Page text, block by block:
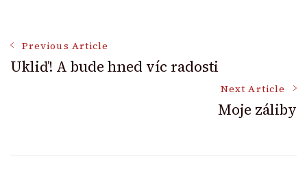
Post
Previous Article
Ukliď! A bude hned víc radosti
Next Article
Moje záliby